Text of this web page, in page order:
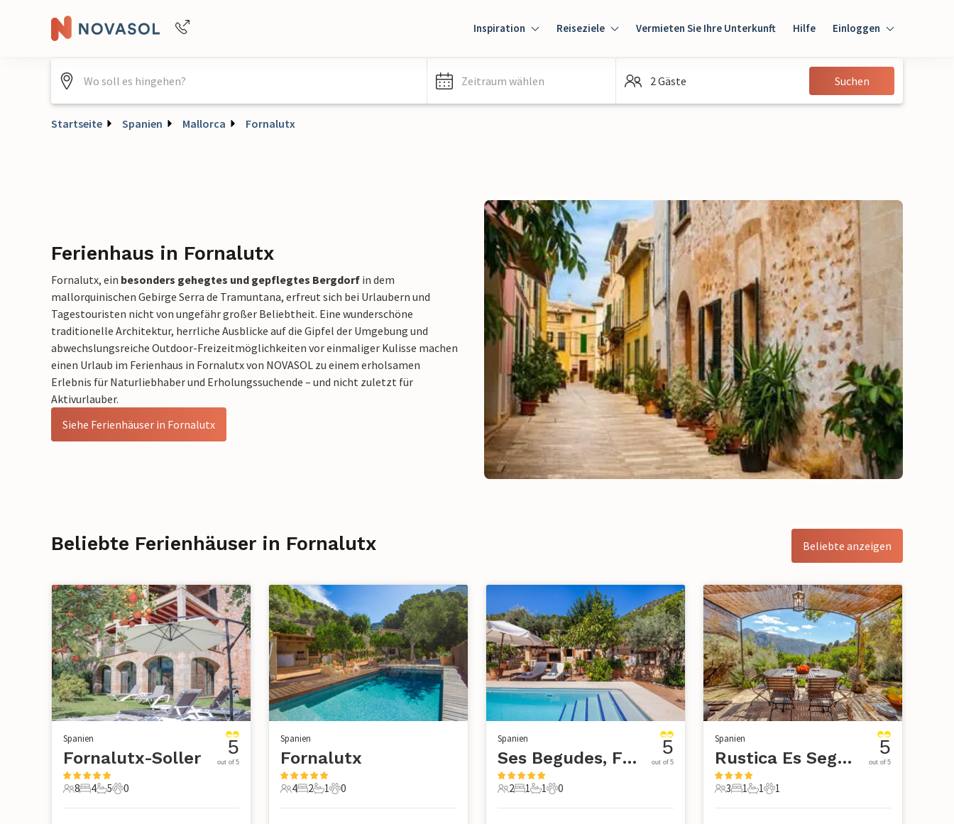
Inspiration Reiseziele Vermieten Sie Ihre Unterkunft Hilfe Einloggen
Einloggen
Gast
Zeitraum wählen 2 Gäste Suchen
Startseite Spanien Mallorca Fornalutx
Ferienhaus in Fornalutx
Fornalutx, ein besonders gehegtes und gepflegtes Bergdorf in dem
mallorquinischen Gebirge Serra de Tramuntana, erfreut sich bei Urlaubern und
Tagestouristen nicht von ungefähr großer Beliebtheit. Eine wunderschöne
traditionelle Architektur, herrliche Ausblicke auf die Gipfel der Umgebung und
abwechslungsreiche Outdoor-Freizeitmöglichkeiten vor einmaliger Kulisse machen
einen Urlaub im Ferienhaus in Fornalutx von NOVASOL zu einem erholsamen
Erlebnis für Naturliebhaber und Erholungssuchende – und nicht zuletzt für
Aktivurlauber.
Siehe Ferienhäuser in Fornalutx
Beliebte Ferienhäuser in Fornalutx Beliebte anzeigen
Spanien
Fornalutx-Soller
8 Gäste
8
4 Schlafzimmer
4
5 Badezimmer
5
0 Haustiere
0
5
out of 5
Spanien
Fornalutx
4 Gäste
4
2 Schlafzimmer
2
1 Badezimmer
1
0 Haustiere
0
Spanien
Ses Begudes, Fornalutx
2 Gäste
2
1 Schlafzimmer
1
1 Badezimmer
1
0 Haustiere
0
5
out of 5
Spanien
Rustica Es Seguers, Fornalutx
3 Gäste
3
1 Schlafzimmer
1
1 Badezimmer
1
1 Haustier
1
5
out of 5